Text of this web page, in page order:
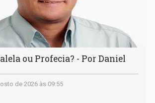
ou Profecia? - Por Daniel
de 2026 às 09:55